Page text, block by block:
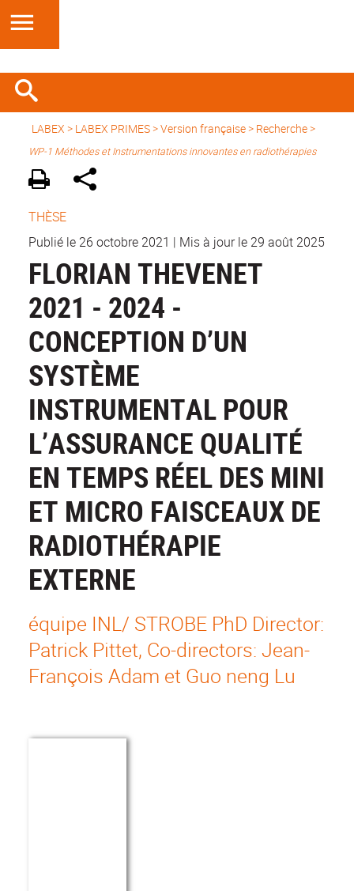
LABEX > LABEX PRIMES>Version française> Recherche >
WP-1 Méthodes et Instrumentations innovantes en radiothérapies
THÈSE
Publié le 26 octobre 2021 | Mis à jour le 29 août 2025
FLORIAN THEVENET
2021 - 2024 -
CONCEPTION D’UN
SYSTÈME
INSTRUMENTAL POUR
L’ASSURANCE QUALITÉ
EN TEMPS RÉEL DES MINI
ET MICRO FAISCEAUX DE
RADIOTHÉRAPIE
EXTERNE
équipe INL/ STROBE PhD Director:
Patrick Pittet, Co-directors: Jean-
François Adam et Guo neng Lu